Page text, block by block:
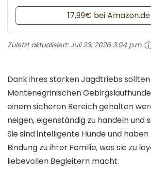
17,99€ bei Amazon.de
Zuletzt aktualisiert: Juli 23, 2026 3:04 p.m.
Dank ihres starken Jagdtriebs
Montenegrinischen
einem sicheren Bereich gehalten
neigen, eigenständig zu handeln und
Sie sind intelligente Hunde und
Bindung zu ihrer Familie, was sie zu
liebevollen Begleitern macht.